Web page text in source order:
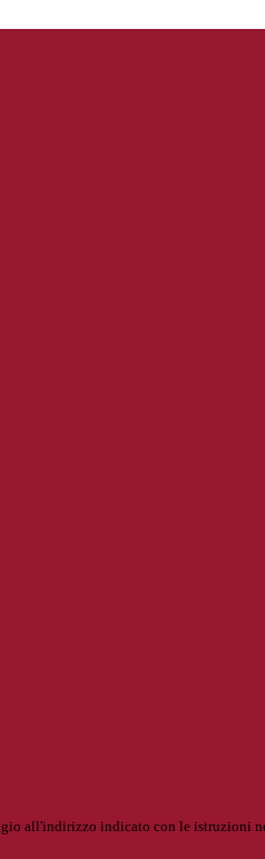
all'indirizzo indicato con le istruzioni